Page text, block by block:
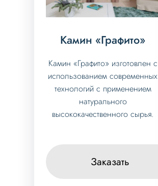
Камин «Графито»
Камин «Графито» изготовлен с
использованием современных
технологий с применением
натурального
высококачественного сырья.
Заказать